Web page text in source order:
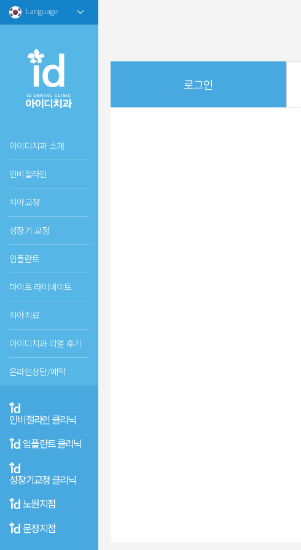
Language
아이디치과 소개
인비절라인
치아교정
성장기 교정
임플란트
마이트 라미네이트
치아치료
아이디치과 리얼 후기
온라인상담/예약
인비절라인 클리닉
임플란트 클리닉
성장기교정 클리닉
노원지점
문정지점
로그인